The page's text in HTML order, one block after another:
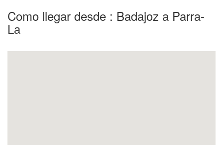
Como llegar desde : Badajoz a Parra-
La